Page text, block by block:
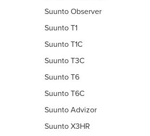
Suunto Observer
Suunto T1
Suunto T1C
Suunto T3C
Suunto T6
Suunto T6C
Suunto Advizor
Suunto X3HR